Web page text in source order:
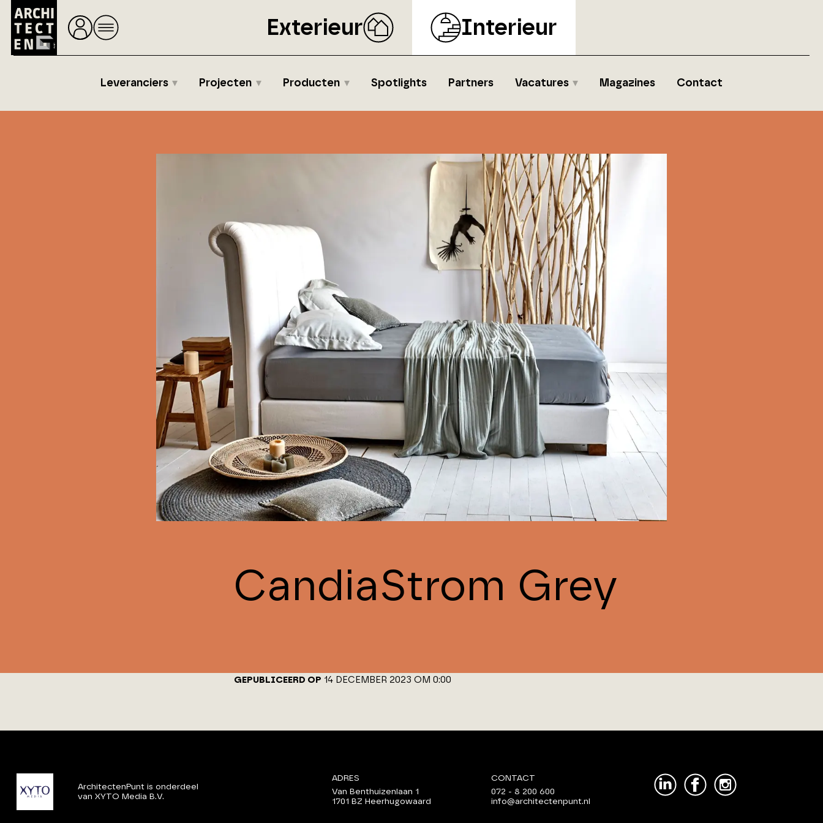
Exterieur Interieur
Leveranciers Projecten Producten Spotlights Partners Vacatures Magazines Contact
CandiaStrom Grey
GEPUBLICEERD OP 14 DECEMBER 2023 OM 0:00
ArchitectenPunt is onderdeel
van XYTO Media B.V.
ADRES
Van Benthuizenlaan 1
1701 BZ Heerhugowaard
CONTACT
072 - 8 200 600
info@architectenpunt.nl